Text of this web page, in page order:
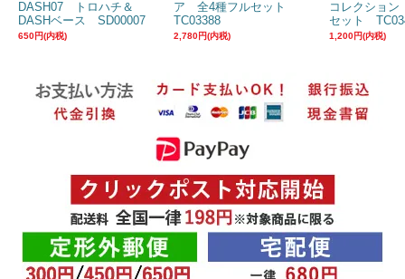
DASH07 トロハチ＆
DASHベース SD00007
650円(内税)
ア 全4種フルセット
TC03388
2,780円(内税)
コレクショ
セット
1,200円(内税)